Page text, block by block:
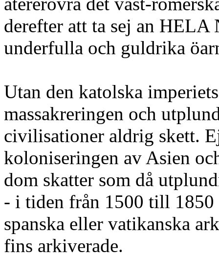
derefter att ta sej an HELA
underfulla och guldrika
Utan den katolska
massakreringen och
civilisationer aldrig skett.
koloniseringen av Asien
dom skatter som då
- i tiden från 1500 till 1850
spanska eller vatikanska
fins arkiverade.